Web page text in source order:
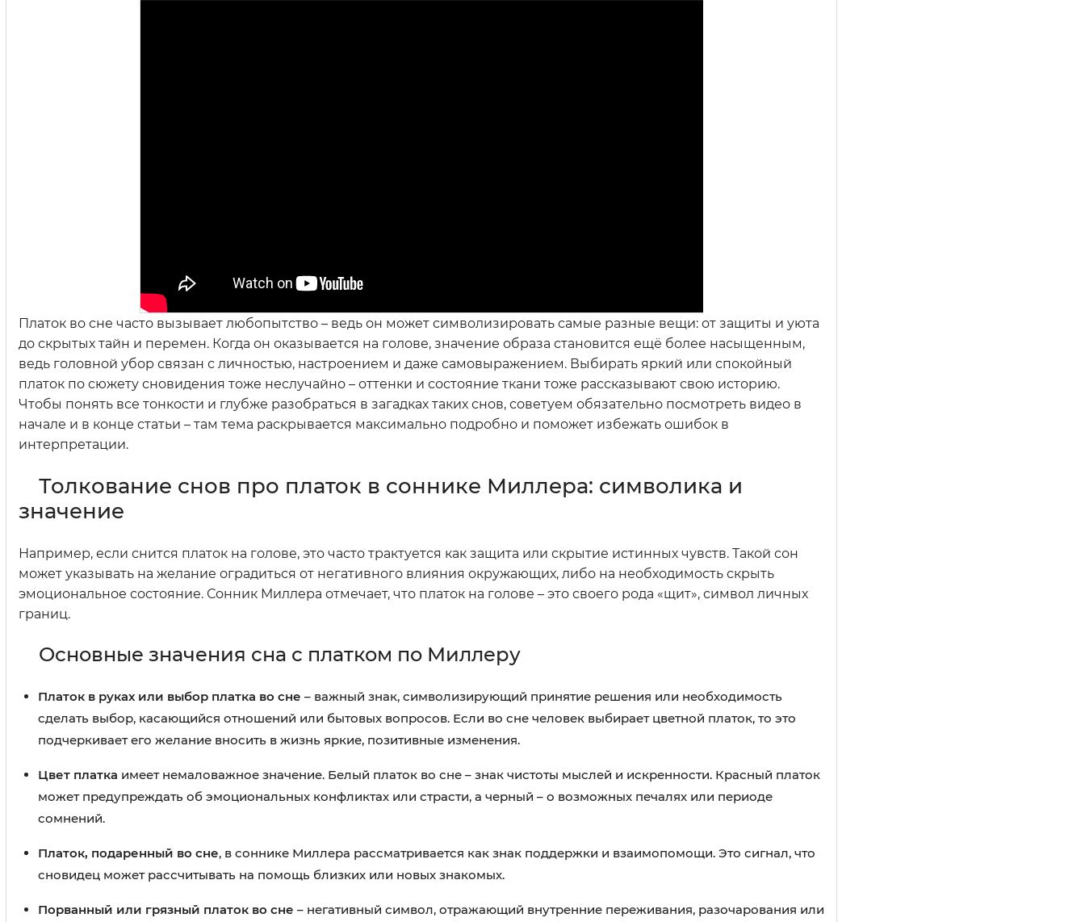
Платок во сне часто вызывает любопытство – ведь он может символизировать самые разные вещи: от защиты и уюта
до скрытых тайн и перемен. Когда он оказывается на голове, значение образа становится ещё более насыщенным,
ведь головной убор связан с личностью, настроением и даже самовыражением. Выбирать яркий или спокойный
платок по сюжету сновидения тоже неслучайно – оттенки и состояние ткани тоже рассказывают свою историю.
Чтобы понять все тонкости и глубже разобраться в загадках таких снов, советуем обязательно посмотреть видео в
начале и в конце статьи – там тема раскрывается максимально подробно и поможет избежать ошибок в
интерпретации.
Толкование снов про платок в соннике Миллера: символика и
значение
Например, если снится платок на голове, это часто трактуется как защита или скрытие истинных чувств. Такой сон
может указывать на желание оградиться от негативного влияния окружающих, либо на необходимость скрыть
эмоциональное состояние. Сонник Миллера отмечает, что платок на голове – это своего рода «щит», символ личных
границ.
Основные значения сна с платком по Миллеру
Платок в руках или выбор платка во сне – важный знак, символизирующий принятие решения или необходимость
сделать выбор, касающийся отношений или бытовых вопросов. Если во сне человек выбирает цветной платок, то это
подчеркивает его желание вносить в жизнь яркие, позитивные изменения.
Цвет платка имеет немаловажное значение. Белый платок во сне – знак чистоты мыслей и искренности. Красный платок
может предупреждать об эмоциональных конфликтах или страсти, а черный – о возможных печалях или периоде
сомнений.
Платок, подаренный во сне, в соннике Миллера рассматривается как знак поддержки и взаимопомощи. Это сигнал, что
сновидец может рассчитывать на помощь близких или новых знакомых.
Порванный или грязный платок во сне – негативный символ, отражающий внутренние переживания, разочарования или